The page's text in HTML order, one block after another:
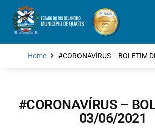
Home #CORONAVÍRUS – BOLETIM
#CORONAVÍRUS –
03/06/2021